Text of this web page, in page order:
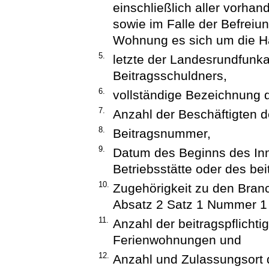
einschließlich aller
sowie im Falle der
Wohnung es sich um die
5.
letzte der
Beitragsschuldners,
6. vollständige Bezeichnung
7. Anzahl der Beschäftigten
8. Beitragsnummer,
9.
Datum des Beginns des
Betriebsstätte oder des
10. Zugehörigkeit zu den
Absatz 2 Satz 1 Nummer
11. Anzahl der
Ferienwohnungen und
12. Anzahl und Zulassungsort